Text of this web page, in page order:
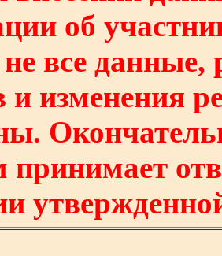
об
все
и изменения
принимает